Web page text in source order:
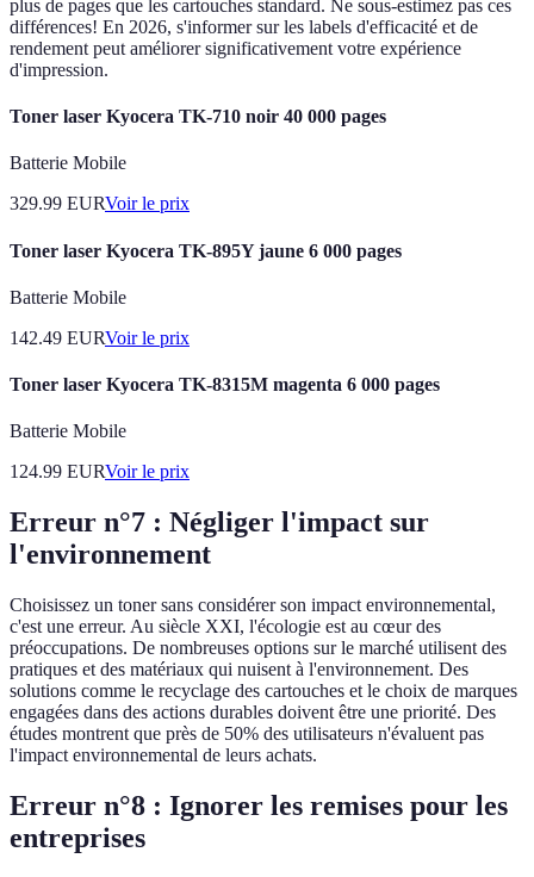
plus de pages que les cartouches standard. Ne sous-estimez pas ces
différences! En 2026, s'informer sur les labels d'efficacité et de
rendement peut améliorer significativement votre expérience
d'impression.
Toner laser Kyocera TK-710 noir 40 000 pages
Batterie Mobile
329.99 EURVoir le prix
Toner laser Kyocera TK-895Y jaune 6 000 pages
Batterie Mobile
142.49 EURVoir le prix
Toner laser Kyocera TK-8315M magenta 6 000 pages
Batterie Mobile
124.99 EURVoir le prix
Erreur n°7 : Négliger l'impact sur
l'environnement
Choisissez un toner sans considérer son impact environnemental,
c'est une erreur. Au siècle XXI, l'écologie est au cœur des
préoccupations. De nombreuses options sur le marché utilisent des
pratiques et des matériaux qui nuisent à l'environnement. Des
solutions comme le recyclage des cartouches et le choix de marques
engagées dans des actions durables doivent être une priorité. Des
études montrent que près de 50% des utilisateurs n'évaluent pas
l'impact environnemental de leurs achats.
Erreur n°8 : Ignorer les remises pour les
entreprises